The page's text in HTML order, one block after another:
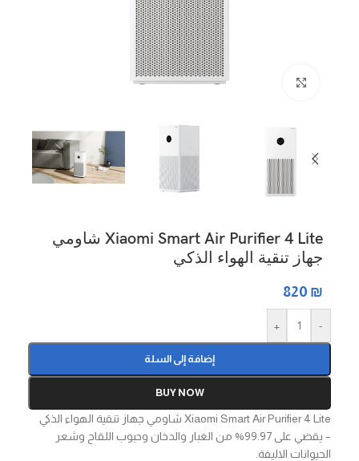
Click to enlarge
Xiaomi Smart Air Purifier 4 Lite شاومي
جهاز تنقية الهواء الذكي
820 ₪
-
+
إضافة إلى السلة
BUY NOW
Xiaomi Smart Air Purifier 4 Lite شاومي جهاز تنقية الهواء الذكي
– يقضي على 99.97% من الغبار والدخان وحبوب اللقاح وشعر
الحيوانات الاليفة.